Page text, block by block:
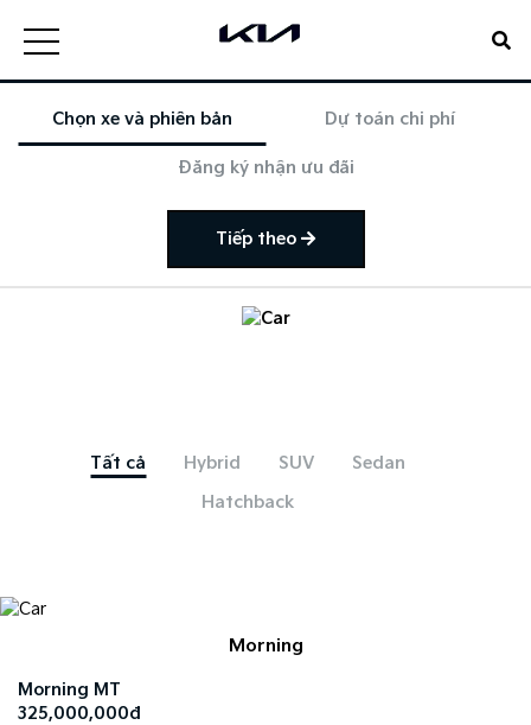
Chọn xe và phiên bản Dự toán chi phí
Đăng ký nhận ưu đãi
Tiếp theo
Tất cả Hybrid SUV
Sedan
Hatchback
Morning
Morning MT
325,000,000đ